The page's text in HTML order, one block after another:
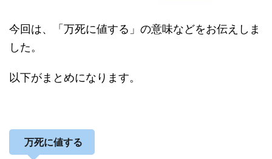
今回は、「万死に値する」の意味などをお伝えしま
した。
以下がまとめになります。
万死に値する